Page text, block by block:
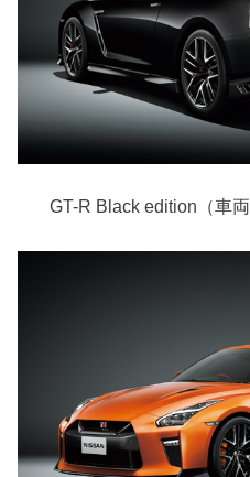
GT-R Black edition（車